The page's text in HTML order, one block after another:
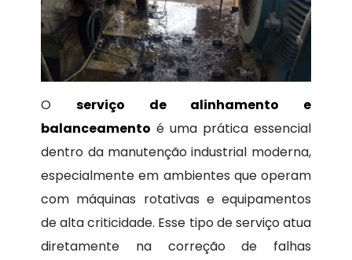
O serviço de alinhamento e
balanceamento é uma prática essencial
dentro da manutenção industrial moderna,
especialmente em ambientes que operam
com máquinas rotativas e equipamentos
de alta criticidade. Esse tipo de serviço atua
diretamente na correção de falhas